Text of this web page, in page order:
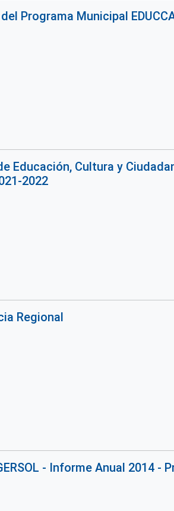
Programa Municipal
Educación, Cultura y
2022
Regional
- Informe Anual 2014 -